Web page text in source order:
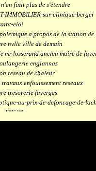
finit plus de s'étendre
IMMOBILIER-sur-clinique-berger
eloi
a propos de la station de
nvlle ville de demain
mr losserand ancien maire de
englannaz
reseau de chaleur
travaux enfouissement reseaux
tresorerie faverges
au-prix-de-defoncage-de-
D2508